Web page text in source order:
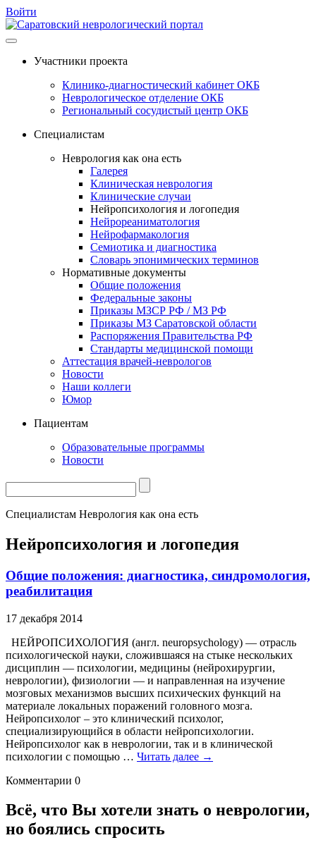
Войти
содержимому
Участники проекта
Клинико-диагностический кабинет ОКБ
Неврологическое отделение ОКБ
Региональный сосудистый центр ОКБ
Специалистам
Неврология как она есть
Галерея
Клиническая неврология
Клинические случаи
Нейропсихология и логопедия
Нейрореаниматология
Нейрофармакология
Семиотика и диагностика
Словарь эпонимических терминов
Нормативные документы
Общие положения
Федеральные законы
Приказы МЗСР РФ / МЗ РФ
Приказы МЗ Саратовской области
Распоряжения Правительства РФ
Стандарты медицинской помощи
Аттестация врачей-неврологов
Новости
Наши коллеги
Юмор
Пациентам
Образовательные программы
Новости
Специалистам Неврология как она есть
Нейропсихология и логопедия
Общие положения: диагностика, синдромология,
реабилитация
17 декабря 2014
НЕЙРОПСИХОЛОГИЯ (англ. neuropsychology) — отрасль
психологической науки, сложившаяся на стыке нескольких
дисциплин — психологии, медицины (нейрохирургии,
неврологии), физиологии — и направленная на изучение
мозговых механизмов высших психических функций на
материале локальных поражений головного мозга.
Нейропсихолог – это клинический психолог,
специализирующийся в области нейропсихологии.
Нейропсихолог как в неврологии, так и в клинической
психологии с помощью … Читать далее Общие
реабилитация
→
Комментарии 0
Всё, что Вы хотели знать о неврологии,
но боялись спросить